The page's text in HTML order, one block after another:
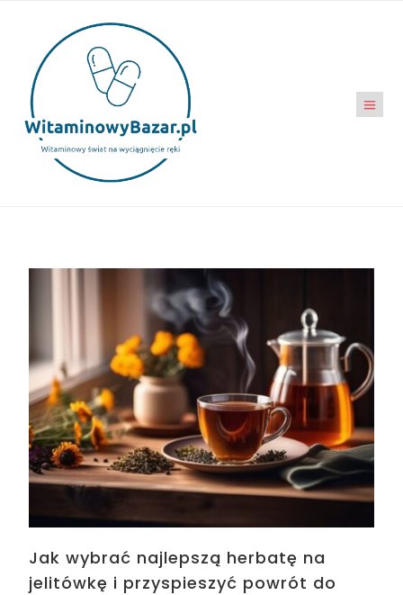
Jak wybrać najlepszą herbatę na
jelitówkę i przyspieszyć powrót do